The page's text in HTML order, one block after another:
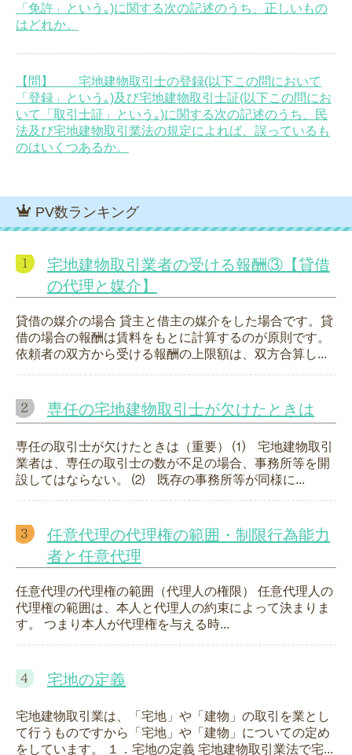
「免許」という｡)に関する次の記述のうち、正しいもの
はどれか。
【問】 宅地建物取引士の登録(以下この問において
「登録」という｡)及び宅地建物取引士証(以下この問にお
いて「取引士証」という｡)に関する次の記述のうち、民
法及び宅地建物取引業法の規定によれば、誤っているも
のはいくつあるか。
PV数ランキング
宅地建物取引業者の受ける報酬③【貸借
の代理と媒介】
貸借の媒介の場合 貸主と借主の媒介をした場合です。貸
借の場合の報酬は賃料をもとに計算するのが原則です。
依頼者の双方から受ける報酬の上限額は、双方合算し...
専任の宅地建物取引士が欠けたときは
専任の取引士が欠けたときは（重要） ⑴ 宅地建物取引
業者は、専任の取引士の数が不足の場合、事務所等を開
設してはならない。 ⑵ 既存の事務所等が同様に...
任意代理の代理権の範囲・制限行為能力
者と任意代理
任意代理の代理権の範囲（代理人の権限） 任意代理人の
代理権の範囲は、本人と代理人の約束によって決まりま
す。 つまり本人が代理権を与える時...
宅地の定義
宅地建物取引業は、「宅地」や「建物」の取引を業とし
て行うものですから「宅地」や「建物」についての定め
をしています。 １．宅地の定義 宅地建物取引業法で宅...